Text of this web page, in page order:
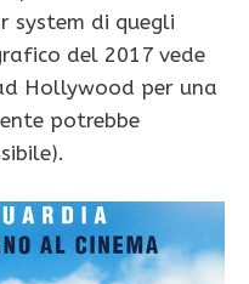
system di quegli
del 2017 vede
Hollywood per una
potrebbe